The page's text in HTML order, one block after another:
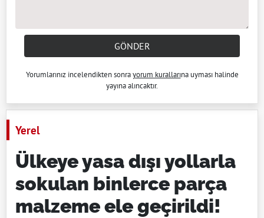
GÖNDER
Yorumlarınız incelendikten sonrayorum kurallarına uyması halinde
yayına alıncaktır.
Yerel
Ülkeye yasa dışı yollarla
sokulan binlerce parça
malzeme ele geçirildi!